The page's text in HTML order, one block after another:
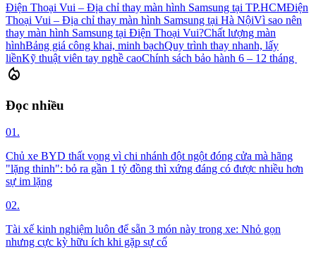
Điện Thoại Vui – Địa chỉ thay màn hình Samsung tại TP.HCMĐiện
Thoại Vui – Địa chỉ thay màn hình Samsung tại Hà NộiVì sao nên
thay màn hình Samsung tại Điện Thoại Vui?Chất lượng màn
hìnhBảng giá công khai, minh bạchQuy trình thay nhanh, lấy
liềnKỹ thuật viên tay nghề caoChính sách bảo hành 6 – 12 tháng
local_fire_department
Đọc nhiều
01.
Chủ xe BYD thất vọng vì chi nhánh đột ngột đóng cửa mà hãng
"lặng thinh": bỏ ra gần 1 tỷ đồng thì xứng đáng có được nhiều hơn
sự im lặng
02.
Tài xế kinh nghiệm luôn để sẵn 3 món này trong xe: Nhỏ gọn
nhưng cực kỳ hữu ích khi gặp sự cố